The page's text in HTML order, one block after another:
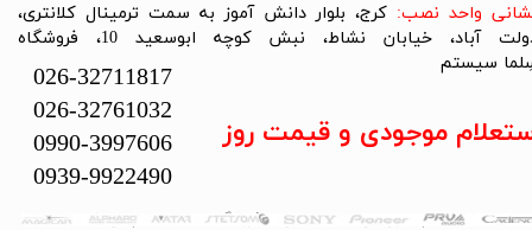
تمام حقوق این سایت متعلق به فروشگاه سلما سیستم می‌باشد.
واحد نصب: کرج، بلوار دانش آموز به سمت ترمینال کلانتری،
دولت آباد، خیابان نشاط، نبش کوچه ابوسعید 10، فروشگاه
سیستم​​​​​​​
026-32711817
026-32761032
0990-3997606
0939-9922490
موجودی و قیمت روز